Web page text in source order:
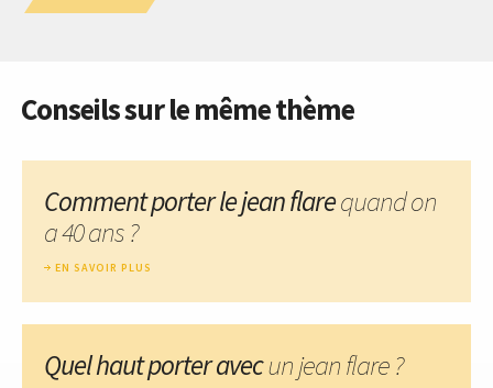
Conseils sur le même thème
Comment porter le jean flarequand on
a 40 ans ?
EN SAVOIR PLUS
Quel haut porter avecun jean flare ?